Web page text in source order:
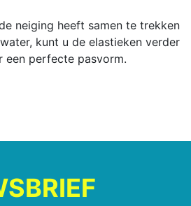
neiging heeft samen te trekken
kunt u de elastieken verder
een perfecte pasvorm.